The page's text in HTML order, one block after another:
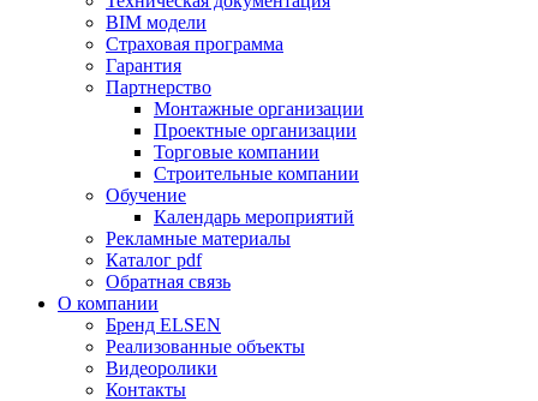
BIM модели
Страховая программа
Гарантия
Партнерство
Монтажные организации
Проектные организации
Торговые компании
Строительные компании
Обучение
Календарь мероприятий
Рекламные материалы
Каталог pdf
Обратная связь
О компании
Бренд ELSEN
Реализованные объекты
Видеоролики
Контакты